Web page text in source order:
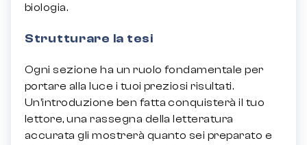
biologia.
Strutturare la tesi
Ogni sezione ha un ruolo fondamentale per
portare alla luce i tuoi preziosi risultati.
Un’introduzione ben fatta conquisterà il tuo
lettore, una rassegna della letteratura
accurata gli mostrerà quanto sei preparato e